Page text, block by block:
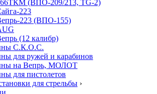
(ВПО-209/213, TG-2)
223
223 (ВПО-155)
(12 калибр)
С.К.О.С.
для ружей и карабинов
на Вепрь, МОЛОТ
для пистолетов
для стрельбы ›